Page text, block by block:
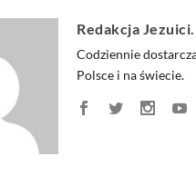
Redakcja
Codziennie
Polsce i na świecie.